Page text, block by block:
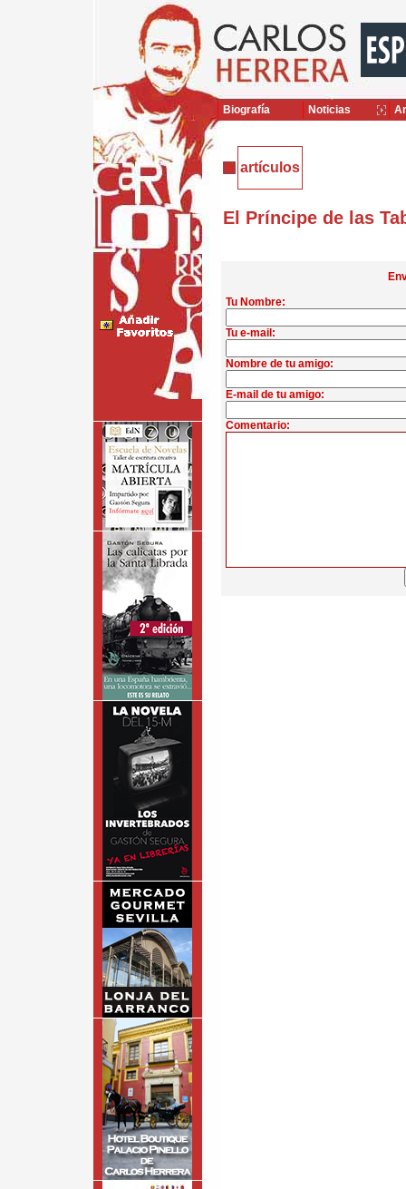
artículos
El Príncipe de las
Tu Nombre:
Tu e-mail:
Nombre de tu amigo:
E-mail de tu amigo:
Comentario:
Biografía Noticias